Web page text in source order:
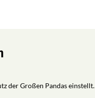
der Großen Pandas einstellt.